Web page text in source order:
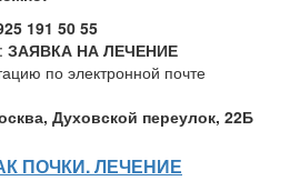
191 50 55
ЗАЯВКА НА ЛЕЧЕНИЕ
по электронной почте
Духовской переулок, 22Б
ПОЧКИ. ЛЕЧЕНИЕ